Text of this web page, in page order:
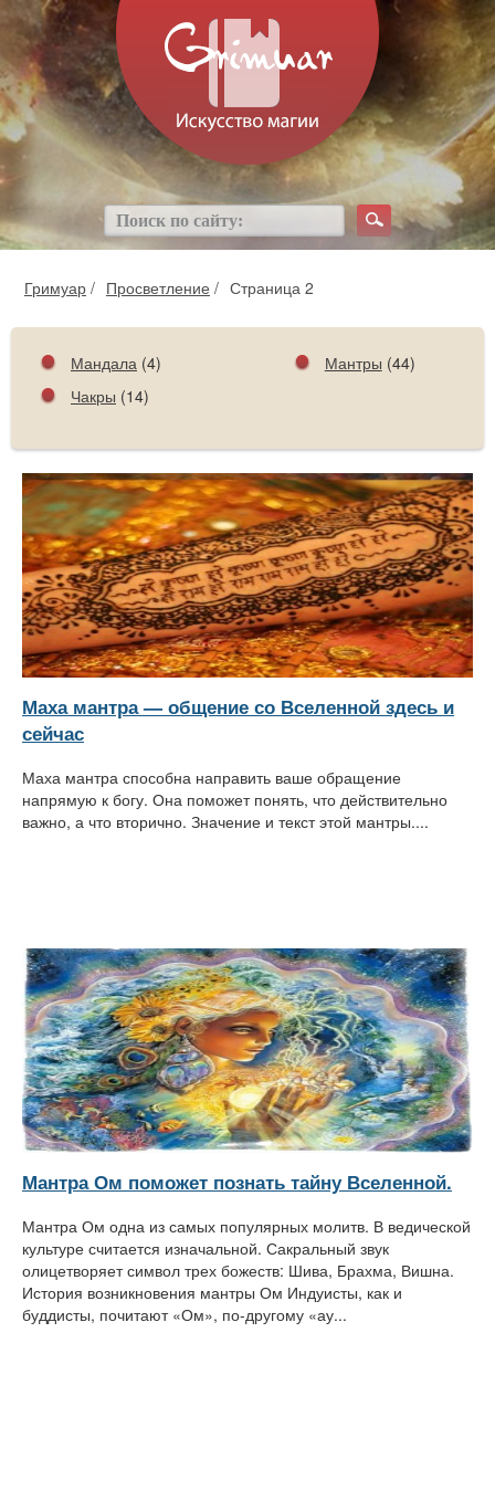
Гримуар / Просветление / Страница 2
Мандала (4) Мантры (44)
Чакры (14)
Маха мантра — общение со Вселенной здесь и
сейчас
Маха мантра способна направить ваше обращение
напрямую к богу. Она поможет понять, что действительно
важно, а что вторично. Значение и текст этой мантры....
Мантра Ом поможет познать тайну Вселенной.
Мантра Ом одна из самых популярных молитв. В ведической
культуре считается изначальной. Сакральный звук
олицетворяет символ трех божеств: Шива, Брахма, Вишна.
История возникновения мантры Ом Индуисты, как и
буддисты, почитают «Ом», по-другому «ау...